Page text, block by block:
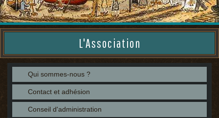
L'Association
Qui sommes-nous ?
Contact et adhésion
Conseil d'administration